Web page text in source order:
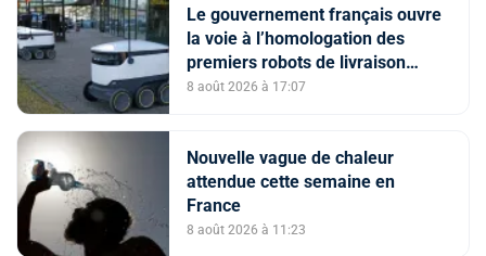
Le gouvernement français ouvre
la voie à l’homologation des
premiers robots de livraison
autonome
8 août 2026 à 17:07
Nouvelle vague de chaleur
attendue cette semaine en
France
8 août 2026 à 11:23